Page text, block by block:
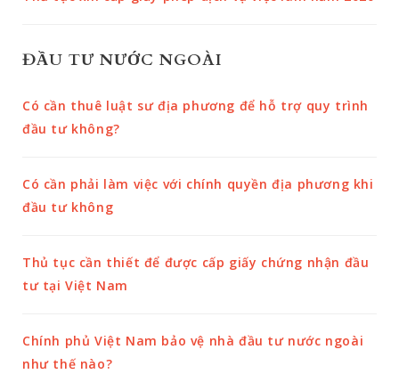
ĐẦU TƯ NƯỚC NGOÀI
Có cần thuê luật sư địa phương để hỗ trợ quy trình
đầu tư không?
Có cần phải làm việc với chính quyền địa phương khi
đầu tư không
Thủ tục cần thiết để được cấp giấy chứng nhận đầu
tư tại Việt Nam
Chính phủ Việt Nam bảo vệ nhà đầu tư nước ngoài
như thế nào?